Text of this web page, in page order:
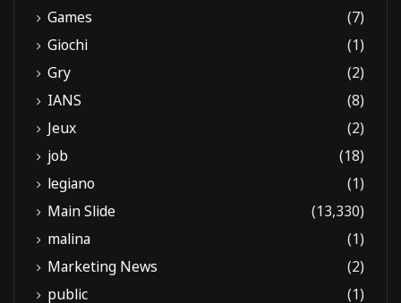
Games
(7)
Giochi
(1)
Gry
(2)
IANS
(8)
Jeux
(2)
job
(18)
legiano
(1)
Main Slide
(13,330)
malina
(1)
Marketing News
(2)
public
(1)